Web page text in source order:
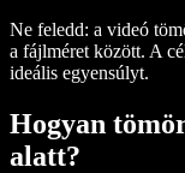
Ne feledd: a videó
a fájlméret között. A
ideális egyensúlyt.
Hogyan
alatt?